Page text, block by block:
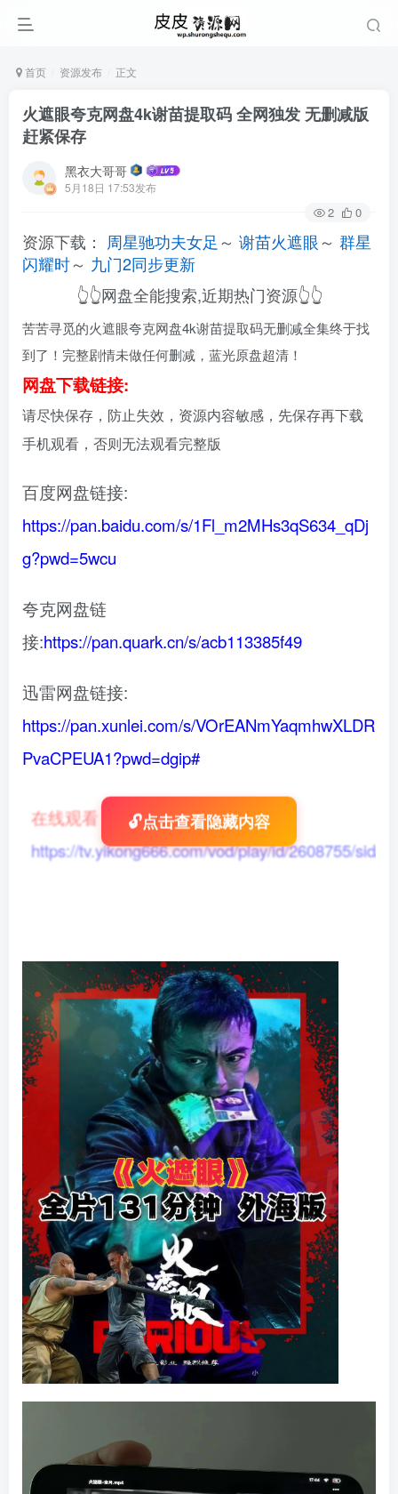
首页 资源发布 正文
火遮眼夸克网盘4k谢苗提取码 全网独发 无删减版
赶紧保存
黑衣大哥哥
5月18日 17:53发布
2 0
资源下载： 周星驰功夫女足 ～ 谢苗火遮眼～ 群星
闪耀时～ 九门2同步更新
👆👆网盘全能搜索,近期热门资源👆👆
苦苦寻觅的火遮眼夸克网盘4k谢苗提取码无删减全集终于找
到了！完整剧情未做任何删减，蓝光原盘超清！
网盘下载链接:
请尽快保存，防止失效，资源内容敏感，先保存再下载
手机观看，否则无法观看完整版
百度网盘链接:
https://pan.baidu.com/s/1Fl_m2MHs3qS634_qDj
g?pwd=5wcu
夸克网盘链
接:https://pan.quark.cn/s/acb113385f49
迅雷网盘链接:
https://pan.xunlei.com/s/VOrEANmYaqmhwXLDR
PvaCPEUA1?pwd=dgip#
在线观看
https://tv.yikong666.com/vod/play/id/2608755/sid/
🔓点击查看隐藏内容